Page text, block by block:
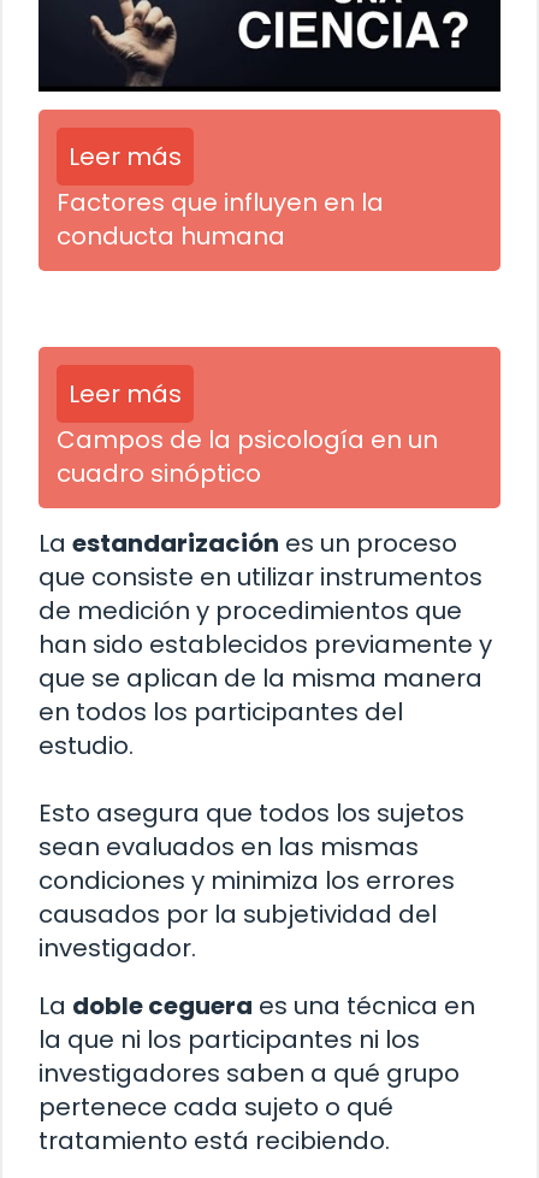
Leer más
Factores que influyen en la
conducta humana
Leer más
Campos de la psicología en un
cuadro sinóptico
La estandarización es un proceso
que consiste en utilizar instrumentos
de medición y procedimientos que
han sido establecidos previamente y
que se aplican de la misma manera
en todos los participantes del
estudio.
Esto asegura que todos los sujetos
sean evaluados en las mismas
condiciones y minimiza los errores
causados por la subjetividad del
investigador.
La doble ceguera es una técnica en
la que ni los participantes ni los
investigadores saben a qué grupo
pertenece cada sujeto o qué
tratamiento está recibiendo.